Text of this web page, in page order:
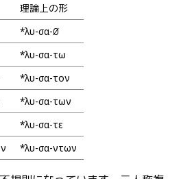
理論上の形
*λυ-σα-∅
*λυ-σα-τω
*λυ-σα-τον
*λυ-σα-των
*λυ-σα-τε
*λυ-σα-ντων